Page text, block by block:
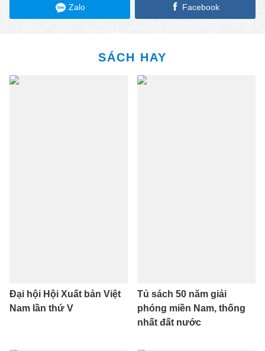
Zalo Facebook
SÁCH HAY
Đại hội Hội Xuất bản Việt
Nam lần thứ V
Tủ sách 50 năm giải
phóng miền Nam, thống
nhất đất nước